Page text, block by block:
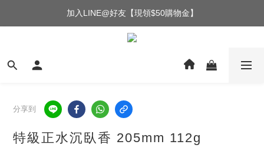
加入LINE@好友【現領$50購物金】
分享到
特級正水沉臥香 205mm 112g